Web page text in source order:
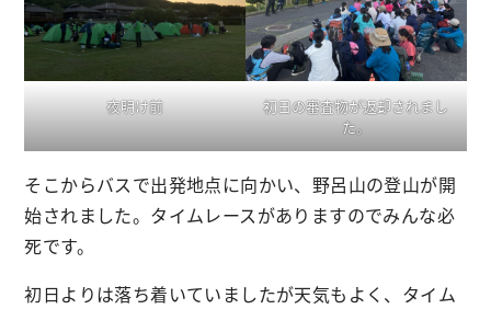
夜明け前
初日の審査物が返却されまし
た。
そこからバスで出発地点に向かい、野呂山の登山が開
始されました。タイムレースがありますのでみんな必
死です。
初日よりは落ち着いていましたが天気もよく、タイム